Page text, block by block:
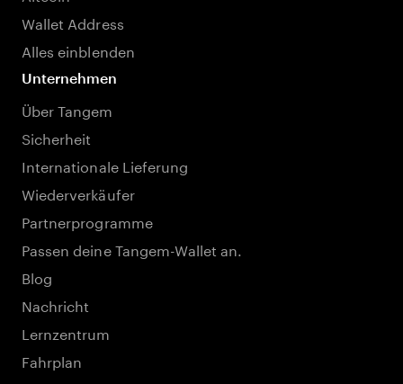
Wallet Address
Alles einblenden
Unternehmen
Über Tangem
Sicherheit
Internationale Lieferung
Wiederverkäufer
Partnerprogramme
Passen deine Tangem-Wallet an.
Blog
Nachricht
Lernzentrum
Fahrplan